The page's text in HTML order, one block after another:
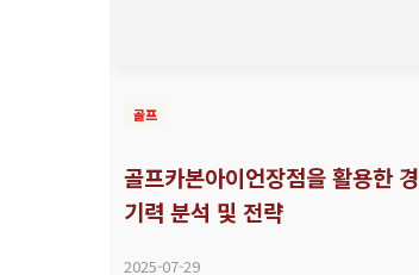
골프
골프카본아이언장점을 활용한 경
기력 분석 및 전략
2025-07-29